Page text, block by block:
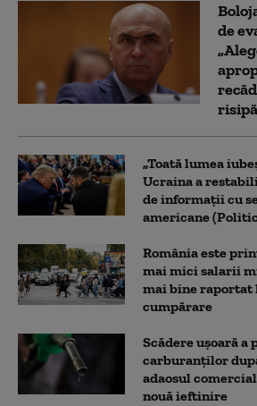
de
„Toată lumea
Ucraina a
de informații cu
americane
România este
mai mici salarii
mai bine raportat
cumpărare
Scădere ușoară a
carburanților
adaosul
nouă ieftinire